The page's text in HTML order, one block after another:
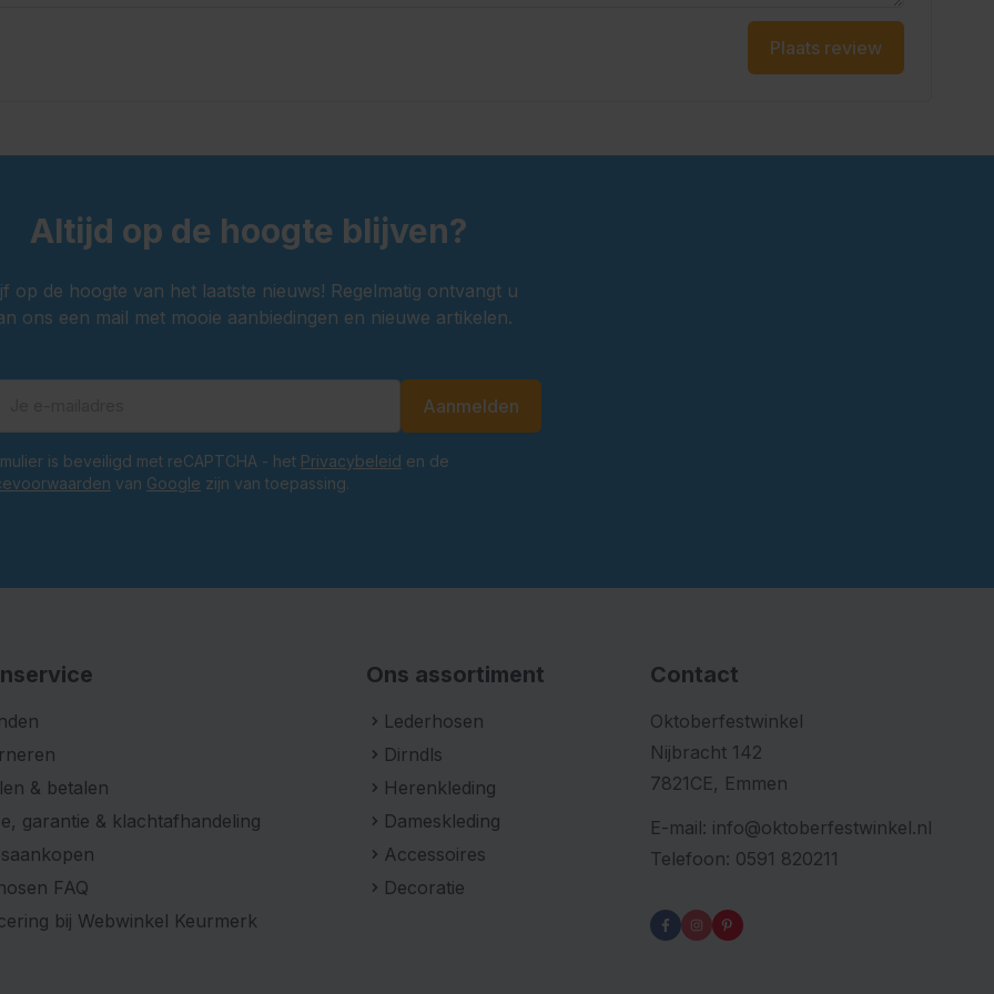
schortje knoopt?
iets vertellen over
dat je getrouwd
je maagd bent, en
bent.
polyester en soms
sexy kort, stijlvol
zodat je kunt
Plaats review
Altijd op de hoogte blijven?
op de hoogte van het laatste nieuws! Regelmatig ontvangt u
ons een mail met mooie aanbiedingen en nieuwe artikelen.
Aanmelden
is beveiligd met reCAPTCHA - het Privacybeleid en de
van Google zijn van toepassing.
& betalen
garantie & klachtafhandeling
FAQ
bij Webwinkel Keurmerk
Ons assortiment
Lederhosen
Dirndls
Herenkleding
Dameskleding
Accessoires
Decoratie
Contact
Oktoberfestwinkel
Nijbracht 142
7821CE, Emmen
E-mail: info@oktoberfestwinkel.nl
Telefoon: 0591 820211